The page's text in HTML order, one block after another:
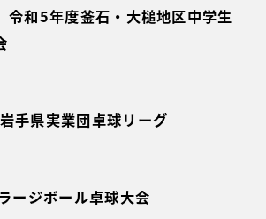
和5年度釜石・大槌地区中学生
手県実業団卓球リーグ
ージボール卓球大会